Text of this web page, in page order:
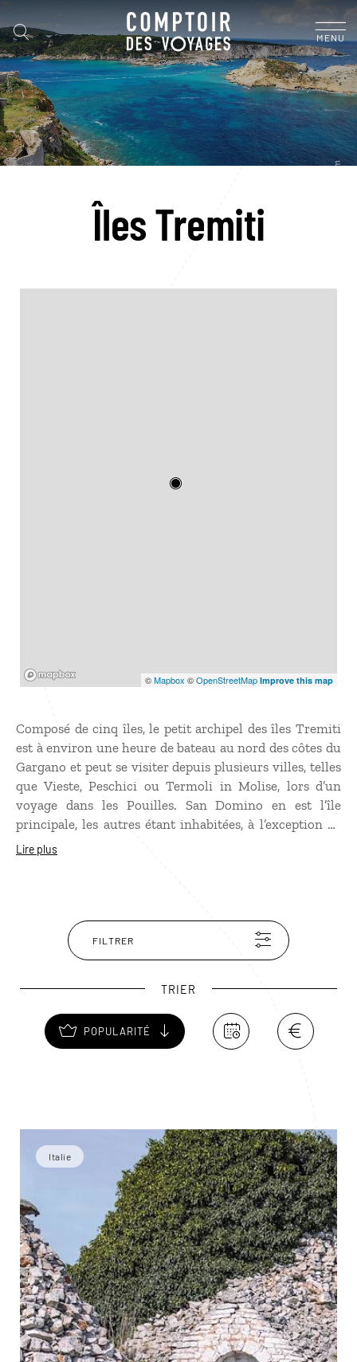
MENU
Îles Tremiti
©Mapbox ©OpenStreetMap Improve this map
Composé de cinq îles, le petit archipel des îles Tremiti
est à environ une heure de bateau au nord des côtes du
Gargano et peut se visiter depuis plusieurs villes, telles
que Vieste, Peschici ou Termoli in Molise, lors d’un
voyage dans les Pouilles. San Domino en est l’île
principale, les autres étant inhabitées, à l’exception de
San Nicola, centre administratif et historique
parsemé de fleurs, San Domino est bordée de falaises
calcaires, grottes rocheuses et possède la seule plage de
sable de l’archipel : Cala delle Arene, attirant nombre de
possède aussi des fonds marins dont les anfractuosités
de toute beauté font le bonheur des passionnés de
plongée.
Lire plus
FILTRER
TRIER
POPULARITÉ
Italie